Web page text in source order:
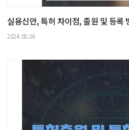
실용신안, 특허 차이점, 출원 및 등록
2024.08.06